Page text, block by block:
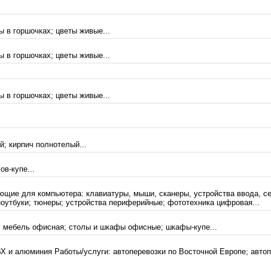
в горшочках; цветы живые...
в горшочках; цветы живые...
в горшочках; цветы живые...
кирпич полнотелый...
купе...
для компьютера: клавиатуры, мыши, сканеры, устройства ввода,
тюнеры; устройства периферийные; фототехника цифровая...
мебель офисная; столы и шкафы офисные; шкафы-купе...
алюминия Работы/услуги: автоперевозки по Восточной Европе;